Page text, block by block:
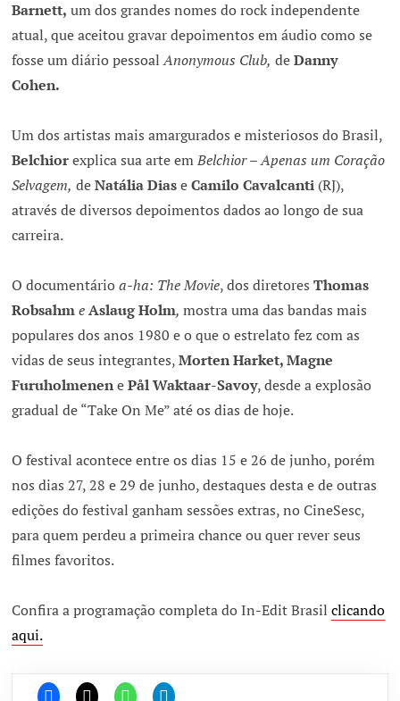
Barnett, um dos grandes nomes do rock independente
atual, que aceitou gravar depoimentos em áudio como se
fosse um diário pessoalAnonymous Club, deDanny
Cohen.
Um dos artistas mais amargurados e misteriosos do Brasil,
Belchiorexplica sua arte emBelchior – Apenas um Coração
Selvagem, deNatália DiaseCamilo Cavalcanti (RJ),
através de diversos depoimentos dados ao longo de sua
carreira.
O documentárioa-ha: The Movie, dos diretoresThomas
RobsahmeAslaug Holm,mostra uma das bandas mais
populares dos anos 1980 e o que o estrelato fez com as
vidas de seus integrantes,Morten Harket, Magne
FuruholmenenePål Waktaar-Savoy, desde a explosão
gradual de “Take On Me” até os dias de hoje.
O festival acontece entre os dias 15 e 26 de junho, porém
nos dias 27, 28 e 29 de junho, destaques desta e de outras
edições do festival ganham sessões extras, no CineSesc,
para quem perdeu a primeira chance ou quer rever seus
filmes favoritos.
Confira a programação completa do In-Edit Brasilclicando
aqui.